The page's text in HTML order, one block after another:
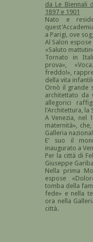
da Le Biennali
1897 e 1901
Nato e
a Parigi, ove
Al Salon
«Saluto
Tornato in
prova»,
freddo!»,
della vita
Ornò il grande
architettato da
allegorici
l'Architettura, la
A Venezia, nel
maternità»,
Galleria
E' suo il
inaugurato a
Per la città di
Giuseppe
Nella prima
espose
tomba della
fede» e nella
ora nella
città.